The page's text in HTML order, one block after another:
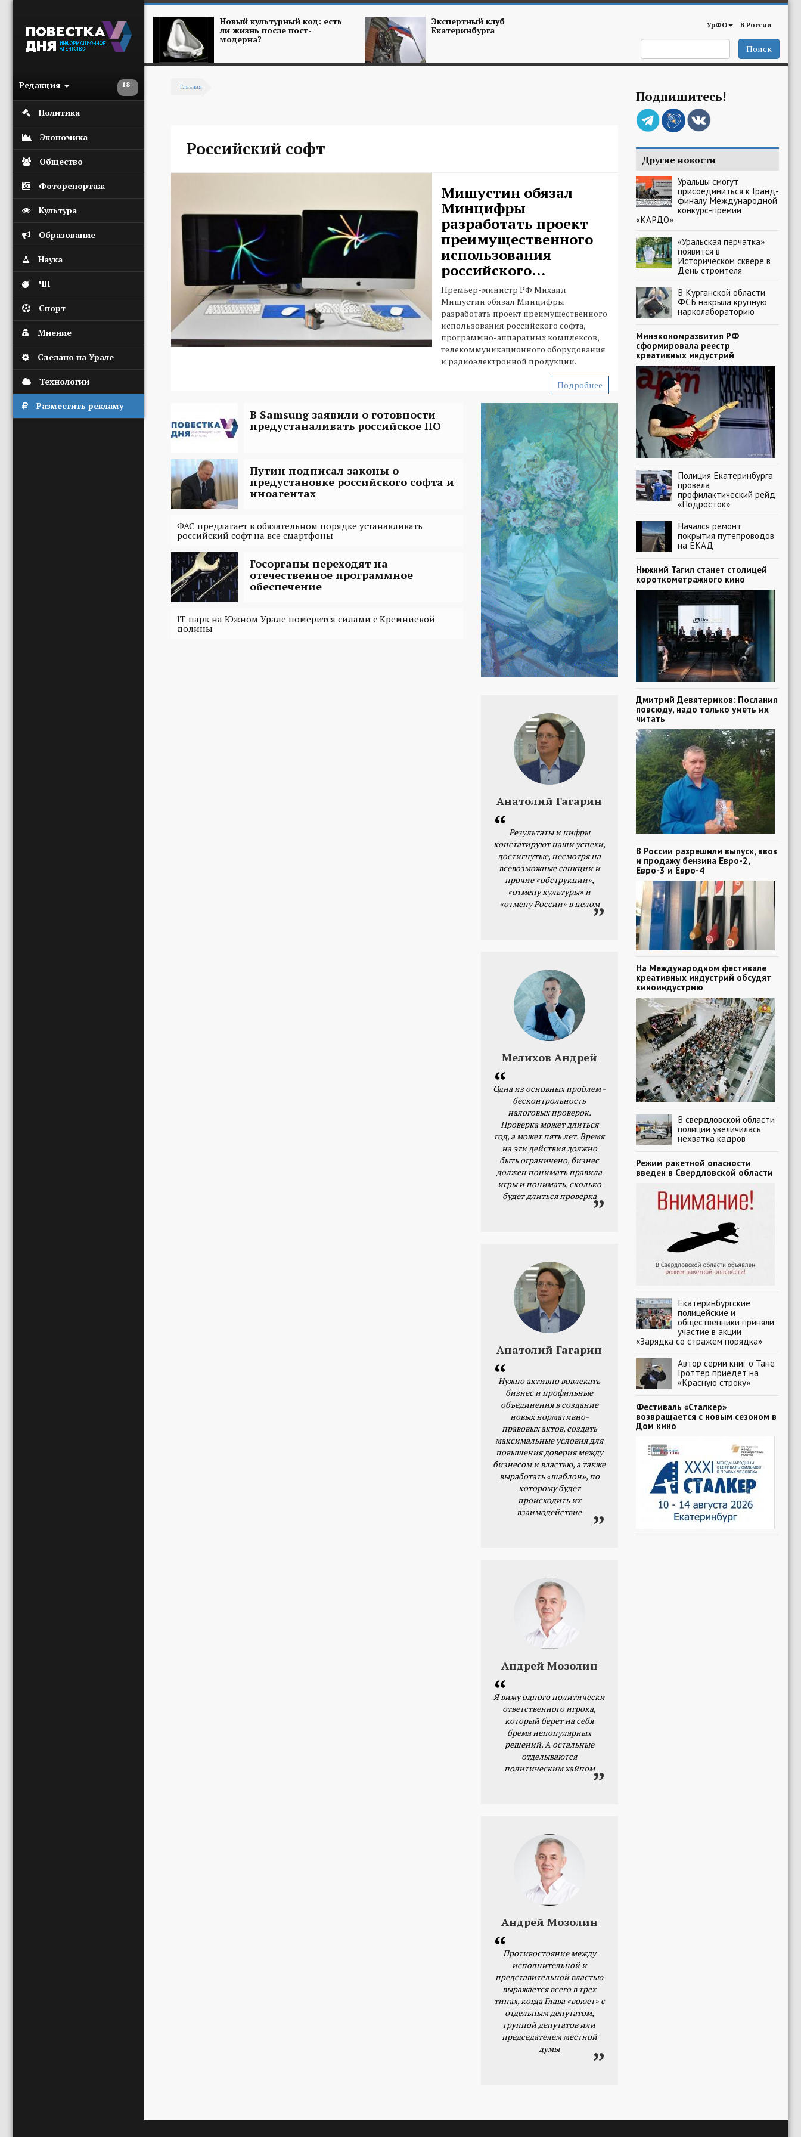
18+
Редакция
Политика
Экономика
Общество
Фоторепортаж
Культура
Образование
Наука
ЧП
Спорт
Мнение
Сделано на Урале
Технологии
Разместить рекламу
Новый культурный код: есть
ли жизнь после пост-
модерна?
Экспертный клуб
Екатеринбурга УрФО В России
Поиск
Главная
Российский софт
Мишустин обязал
Минцифры
разработать проект
преимущественного
использования
российского...
Премьер-министр РФ Михаил
Мишустин обязал Минцифры
разработать проект преимущественного
использования российского софта,
программно-аппаратных комплексов,
телекоммуникационного оборудования
и радиоэлектронной продукции.
Подробнее
В Samsung заявили о готовности
предустаналивать российское ПО
Путин подписал законы о
предустановке российского софта и
иноагентах
ФАС предлагает в обязательном порядке устанавливать
российский софт на все смартфоны
Госорганы переходят на
отечественное программное
обеспечение
IT-парк на Южном Урале померится силами с Кремниевой
долины
Анатолий Гагарин
Результаты и цифры
констатируют наши успехи,
достигнутые, несмотря на
всевозможные санкции и
прочие «обструкции»,
«отмену культуры» и
«отмену России» в целом
Мелихов Андрей
Одна из основных проблем -
бесконтрольность
налоговых проверок.
Проверка может длиться
год, а может пять лет. Время
на эти действия должно
быть ограничено, бизнес
должен понимать правила
игры и понимать, сколько
будет длиться проверка
Анатолий Гагарин
Нужно активно вовлекать
бизнес и профильные
объединения в создание
новых нормативно-
правовых актов, создать
максимальные условия для
повышения доверия между
бизнесом и властью, а также
выработать «шаблон», по
которому будет
происходить их
взаимодействие
Андрей Мозолин
Я вижу одного политически
ответственного игрока,
который берет на себя
бремя непопулярных
решений. А остальные
отделываются
политическим хайпом
Андрей Мозолин
Противостояние между
исполнительной и
представительной властью
выражается всего в трех
типах, когда Глава «воюет» с
отдельным депутатом,
группой депутатов или
председателем местной
думы
Подпишитесь!
Другие новости
Уральцы смогут
присоединиться к Гранд-
финалу Международной
конкурс-премии
«КАРДО»
«Уральская перчатка»
появится в
Историческом сквере в
День строителя
В Курганской области
ФСБ накрыла крупную
нарколабораторию
Минэкономразвития РФ
сформировала реестр
креативных индустрий
Полиция Екатеринбурга
провела
профилактический рейд
«Подросток»
Начался ремонт
покрытия путепроводов
на ЕКАД
Нижний Тагил станет столицей
короткометражного кино
Дмитрий Девятериков: Послания
повсюду, надо только уметь их
читать
В России разрешили выпуск, ввоз
и продажу бензина Евро-2,
Евро-3 и Евро-4
На Международном фестивале
креативных индустрий обсудят
киноиндустрию
В свердловской области
полиции увеличилась
нехватка кадров
Режим ракетной опасности
введен в Свердловской области
Екатеринбургские
полицейские и
общественники приняли
участие в акции
«Зарядка со стражем порядка»
Автор серии книг о Тане
Гроттер приедет на
«Красную строку»
Фестиваль «Сталкер»
возвращается с новым сезоном в
Дом кино